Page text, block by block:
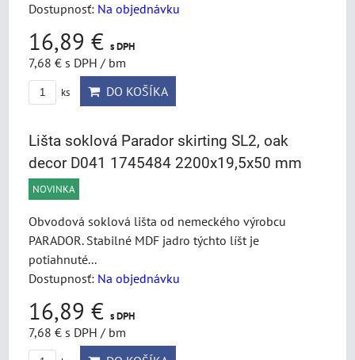
Dostupnosť: Na objednávku
16,89 € s DPH
7,68 € s DPH / bm
ks DO KOŠÍKA
Lišta soklová Parador skirting SL2, oak
decor D041 1745484 2200x19,5x50 mm
NOVINKA
Obvodová soklová lišta od nemeckého výrobcu
PARADOR. Stabilné MDF jadro týchto líšt je
potiahnuté...
Dostupnosť: Na objednávku
16,89 € s DPH
7,68 € s DPH / bm